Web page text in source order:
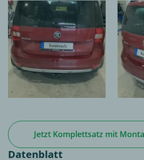
Jetzt Komplettsatz mit
Datenblatt